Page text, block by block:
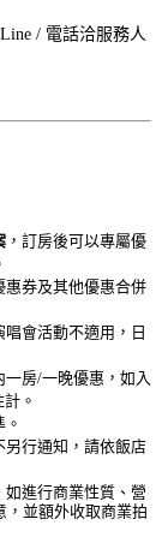
/ 電話洽服務人
，訂房後可以專屬優
券及其他優惠合併
會活動不適用，日
一房/一晚優惠，如入
。
行通知，請依飯店
進行商業性質、營
並額外收取商業拍